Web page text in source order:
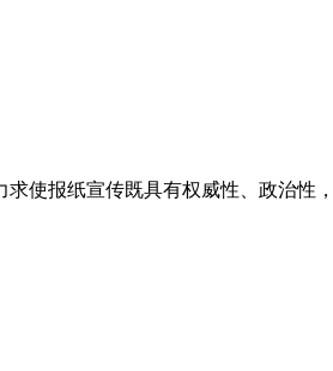
使报纸宣传既具有权威性、政治性